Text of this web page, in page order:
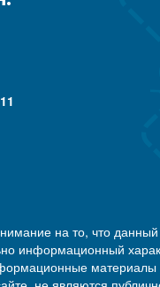
на то, что данный
информационный